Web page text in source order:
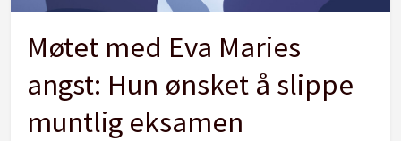
Møtet med Eva Maries
angst: Hun ønsket å slippe
muntlig eksamen